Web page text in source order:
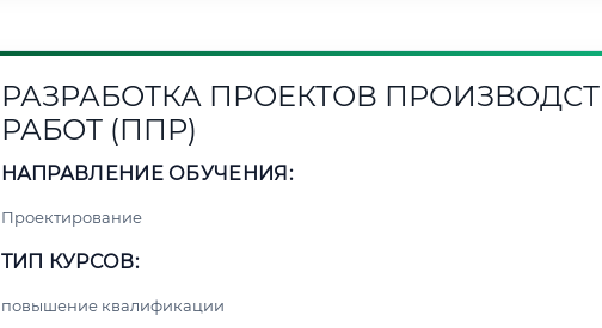
РАЗРАБОТКА ПРОЕКТОВ
РАБОТ (ППР)
НАПРАВЛЕНИЕ ОБУЧЕНИЯ:
Проектирование
ТИП КУРСОВ:
повышение квалификации